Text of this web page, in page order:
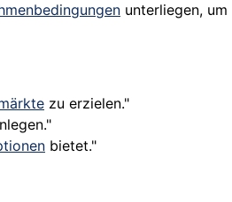
unterliegen,
zu erzielen."
bietet."